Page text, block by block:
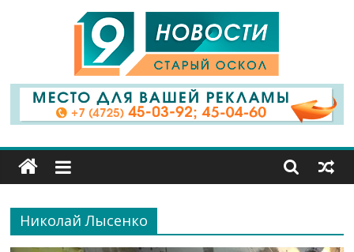
9
Канал
Старый
Оскол
Николай Лысенко